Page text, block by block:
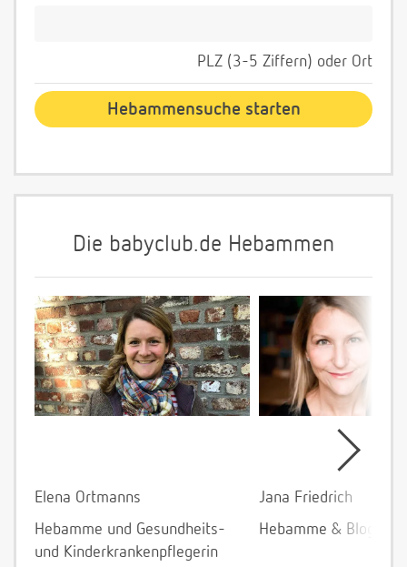
PLZ (3-5 Ziffern) oder Ort
Die babyclub.de Hebammen
Elena Ortmanns
Hebamme und Gesundheits-
und Kinderkrankenpflegerin
Jana Friedrich
Hebamme &